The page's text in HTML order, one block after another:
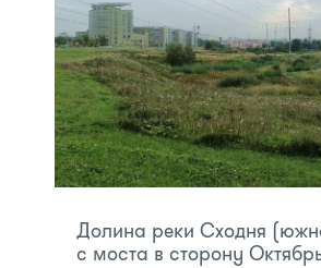
Долина реки Сходня
с моста в сторону